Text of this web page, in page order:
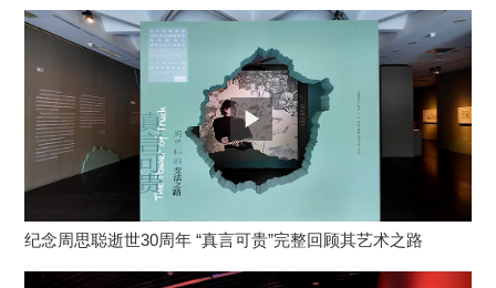
纪念周思聪逝世30周年 “真言可贵”完整回顾其艺术之路